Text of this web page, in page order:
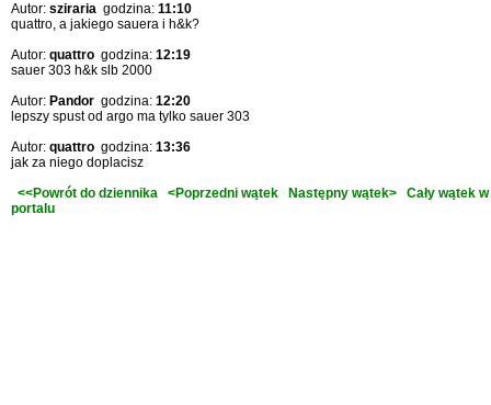
Autor: sziraria godzina: 11:10
quattro, a jakiego sauera i h&k?
Autor: quattro godzina: 12:19
sauer 303 h&k slb 2000
Autor: Pandor godzina: 12:20
lepszy spust od argo ma tylko sauer 303
Autor: quattro godzina: 13:36
jak za niego doplacisz
<<Powrót do dziennika
<Poprzedni wątek Następny wątek>
Cały wątek w
portalu